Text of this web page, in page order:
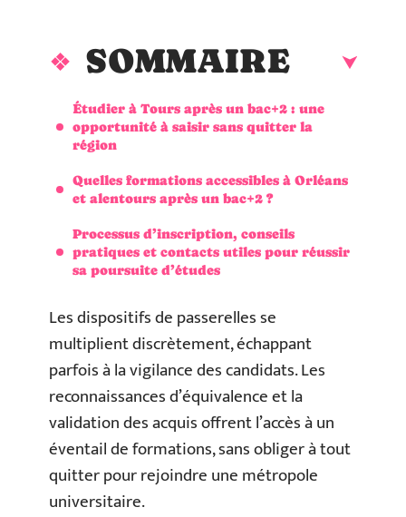
SOMMAIRE
Étudier à Tours après un bac+2 : une
opportunité à saisir sans quitter la
région
Quelles formations accessibles à Orléans
et alentours après un bac+2 ?
Processus d’inscription, conseils
pratiques et contacts utiles pour réussir
sa poursuite d’études
Les dispositifs de passerelles se
multiplient discrètement, échappant
parfois à la vigilance des candidats. Les
reconnaissances d’équivalence et la
validation des acquis offrent l’accès à un
éventail de formations, sans obliger à tout
quitter pour rejoindre une métropole
universitaire.